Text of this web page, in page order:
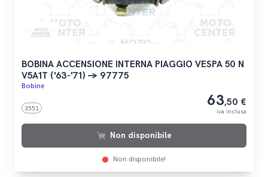
BOBINA ACCENSIONE INTERNA PIAGGIO VESPA 50 N
V5A1T ('63-'71) -> 97775
Bobine
3551 63,50 €
iva inclusa
Non disponibile
Non disponibile!